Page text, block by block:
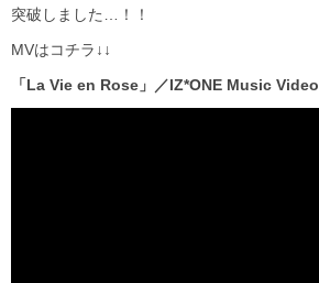
突破しました…！！
MVはコチラ↓↓
「La Vie en Rose」／IZ*ONE Music Video